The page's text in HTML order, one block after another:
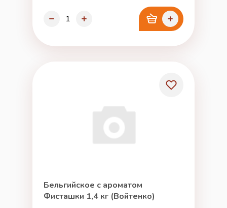
Бельгийское с ароматом
Фисташки 1,4 кг (Войтенко)